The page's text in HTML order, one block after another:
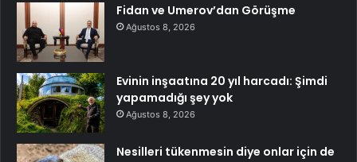
Fidan ve Umerov’dan Görüşme
Ağustos 8, 2026
Evinin inşaatına 20 yıl harcadı: Şimdi
yapamadığı şey yok
Ağustos 8, 2026
Nesilleri tükenmesin diye onlar için de